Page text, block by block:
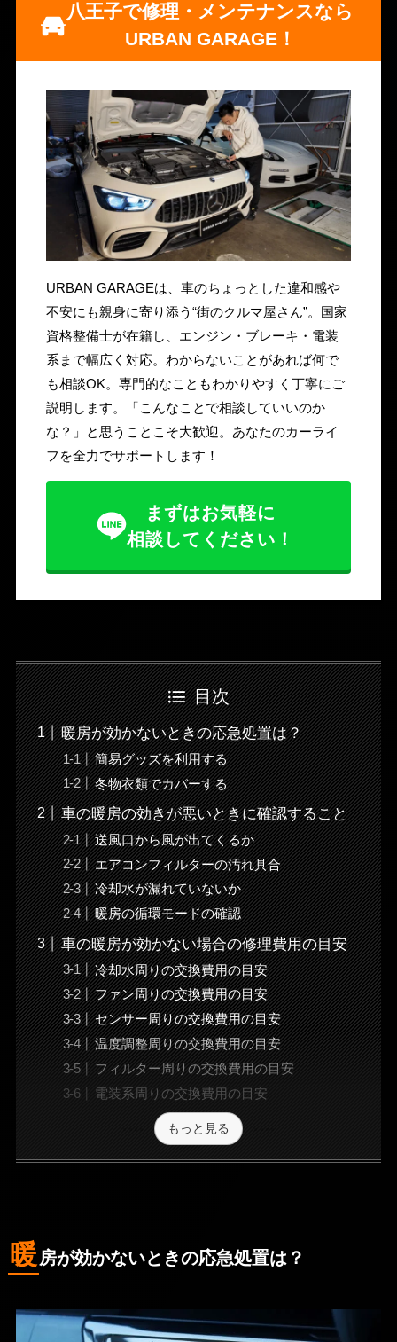
八王子で修理・メンテナンスなら
URBAN GARAGE！
URBAN GARAGEは、車のちょっとした違和感や
不安にも親身に寄り添う“街のクルマ屋さん”。国家
資格整備士が在籍し、エンジン・ブレーキ・電装
系まで幅広く対応。わからないことがあれば何で
も相談OK。専門的なこともわかりやすく丁寧にご
説明します。「こんなことで相談していいのか
な？」と思うことこそ大歓迎。あなたのカーライ
フを全力でサポートします！
まずはお気軽に
相談してください！
目次
暖房が効かないときの応急処置は？
簡易グッズを利用する
冬物衣類でカバーする
車の暖房の効きが悪いときに確認すること
送風口から風が出てくるか
エアコンフィルターの汚れ具合
冷却水が漏れていないか
暖房の循環モードの確認
車の暖房が効かない場合の修理費用の目安
冷却水周りの交換費用の目安
ファン周りの交換費用の目安
センサー周りの交換費用の目安
温度調整周りの交換費用の目安
フィルター周りの交換費用の目安
電装系周りの交換費用の目安
もっと見る
暖 房が効かないときの応急処置は？